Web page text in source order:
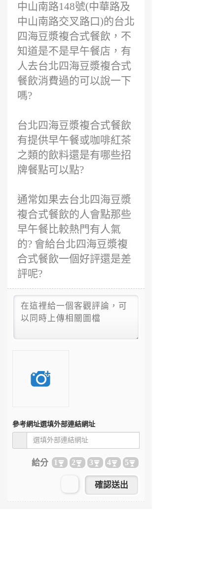
中山南路148號(中華路及
中山南路交叉路口)的台北
四海豆漿複合式餐飲，不
知道是不是早午餐店，有
人去台北四海豆漿複合式
餐飲消費過的可以說一下
嗎?
台北四海豆漿複合式餐飲
有提供早午餐或咖啡紅茶
之類的飲料還是有哪些招
牌餐點可以點?
通常如果去台北四海豆漿
複合式餐飲的人會點那些
早午餐比較熱門有人氣
的? 會給台北四海豆漿複
合式餐飲一個好評還是差
評呢?
參考網址選填外部連結網址
給分 1 2 3 4 5